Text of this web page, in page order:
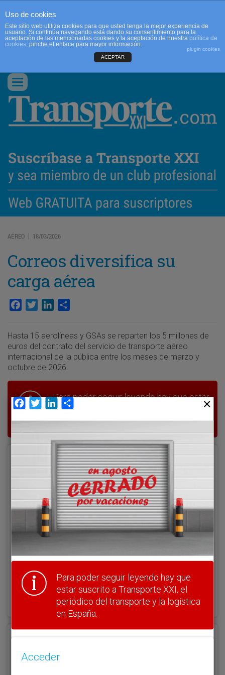
CONTACTO
Conmutar
navegación
AÉREO | 18/03/2026
Correos diversifica su
carga aérea
Facebook
TwitterLinkedIn
Hasta 15 aerolíneas y GSAs se reparten los 5 millones de
euros del contrato del servicio de transporte aéreo
internacional de la pública entre los meses de marzo y
octubre de 2026.
Para poder seguir leyendo hay que estar
suscrito a Transporte XXI, el periódico
del transporte y la logística en España.
Acceder
Nombre de usuario
¿Olvidó su clave?
Haga clic aquí para recuperarla.
Uso de cookies
Este sitio web utiliza cookies para que usted tenga la mejor experiencia de
usuario. Si continúa navegando está dando su consentimiento para la
aceptación de las mencionadas cookies y la aceptación de nuestra política de
cookies, pinche el enlace para mayor información.
plugin cookies
ACEPTAR
Facebook
TwitterLinkedIn
Para poder seguir leyendo hay que
estar suscrito a Transporte XXI, el
periódico del transporte y la logística
en España.
Acceder